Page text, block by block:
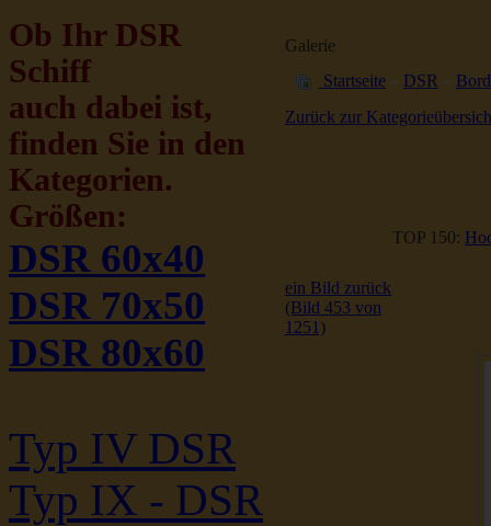
Ob Ihr DSR
Schiff
auch dabei ist,
finden Sie in den
Kategorien.
Größen:
DSR 60x40
DSR 70x50
DSR 80x60
Typ IV DSR
Typ IX - DSR
Galerie
Startseite » DSR »
Zurück zur
TOP 150:
ein Bild zurück
(Bild 453 von
1251)